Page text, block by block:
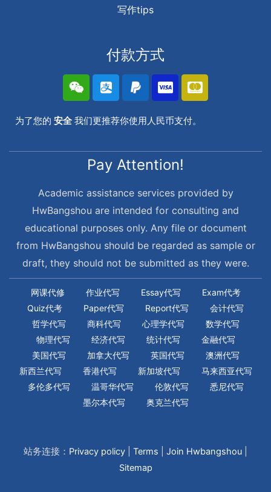
写作tips
付款方式
为了您的 安全 我们更推荐你使用人民币支付。
Pay Attention!
Academic assistance services provided by
HwBangshou are intended for consulting and
educational purposes only. Any file or document
from HwBangshou should be regarded as sample or
draft, they should not be submitted as they were.
网课代修 作业代写 Essay代写
Exam代考
Quiz代考
Paper代写 Report代写
会计代写
哲学代写
商科代写 心理学代写
数学代写
物理代写
经济代写 统计代写
金融代写
美国代写
加拿大代写 英国代写
澳洲代写
新西兰代写
香港代写 新加坡代写
马来西亚代写
多伦多代写
温哥华代写 伦敦代写
悉尼代写
墨尔本代写
奥克兰代写
站务连接： Privacy policy Terms Join Hwbangshou
Sitemap